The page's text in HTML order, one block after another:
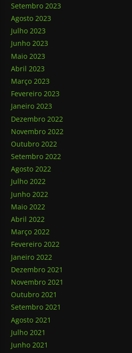
Setembro 2023
Agosto 2023
Julho 2023
Junho 2023
Maio 2023
Abril 2023
Março 2023
Fevereiro 2023
Janeiro 2023
Dezembro 2022
Novembro 2022
Outubro 2022
Setembro 2022
Agosto 2022
Julho 2022
Junho 2022
Maio 2022
Abril 2022
Março 2022
Fevereiro 2022
Janeiro 2022
Dezembro 2021
Novembro 2021
Outubro 2021
Setembro 2021
Agosto 2021
Julho 2021
Junho 2021